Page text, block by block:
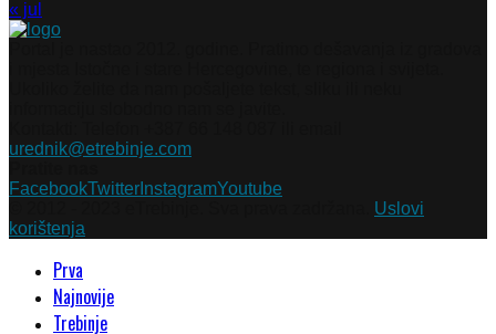
« jul
urednik@etrebinje.com
FacebookTwitter InstagramYoutube
Uslovi
korištenja
Prva
Najnovije
Trebinje